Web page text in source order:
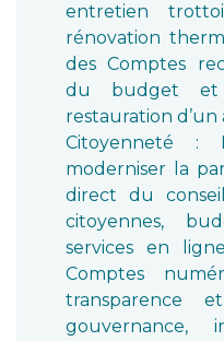
entretien
rénovation
des Comptes
du budget
restauration
Citoyenneté :
moderniser la
direct du
citoyennes,
services en
Comptes
transparence
gouvernance,